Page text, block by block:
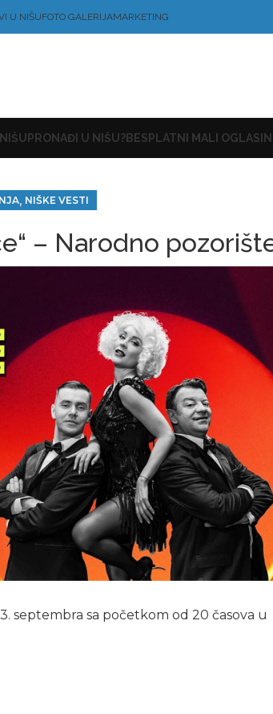
U NIŠUFOTO GALERIJAMARKETING
PRONAĐI U NIŠU?BESPLATNI MALI OGLASI
, NIŠKE VESTI
– Narodno
septembra sa početkom od 20 časova u